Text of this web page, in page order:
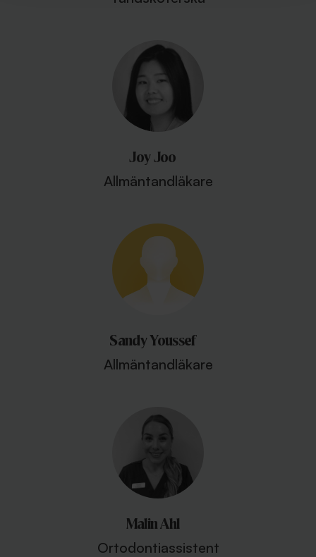
Joy Joo
Allmäntandläkare
Sandy Youssef
Allmäntandläkare
Malin Ahl
Ortodontiassistent